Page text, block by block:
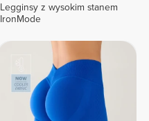
Legginsy z wysokim stanem
IronMode